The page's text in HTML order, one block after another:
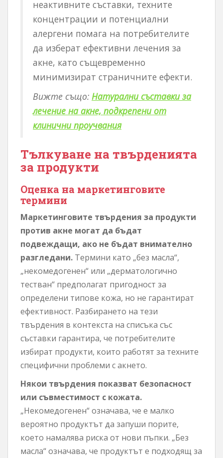
неактивните съставки, техните
концентрации и потенциални
алергени помага на потребителите
да изберат ефективни лечения за
акне, като същевременно
минимизират страничните ефекти.
Вижте също: Натурални съставки за
лечение на акне, подкрепени от
клинични проучвания
Тълкуване на твърденията
за продукти
Оценка на маркетинговите
термини
Маркетинговите твърдения за продукти
против акне могат да бъдат
подвеждащи, ако не бъдат внимателно
разгледани. Термини като „без масла“,
„некомедогенен“ или „дерматологично
тестван“ предполагат пригодност за
определени типове кожа, но не гарантират
ефективност. Разбирането на тези
твърдения в контекста на списъка със
съставки гарантира, че потребителите
избират продукти, които работят за техните
специфични проблеми с акнето.
Някои твърдения показват безопасност
или съвместимост с кожата.
„Некомедогенен“ означава, че е малко
вероятно продуктът да запуши порите,
което намалява риска от нови пъпки. „Без
масла“ означава, че продуктът е подходящ за